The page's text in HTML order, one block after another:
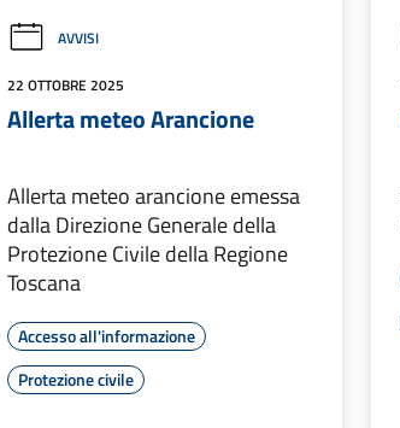
AVVISI
22 OTTOBRE 2025
Allerta meteo Arancione
Allerta meteo arancione emessa
dalla Direzione Generale della
Protezione Civile della Regione
Toscana
Accesso all'informazione
Protezione civile